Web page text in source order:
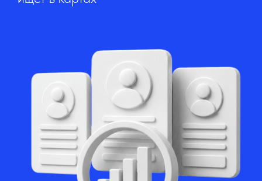
За 3 года работы мы оптимизировали более 1
000 карточек. Ни одна из них не получила
теневой бан. Средний рост просмотров — в 3-5
раз за первые 3 месяца работы.
через онлайн-карты.
Грамотная работа с
продвижением помогает
увеличивать поток клиентов.